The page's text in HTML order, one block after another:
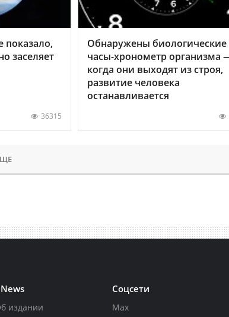
показало,
заселяет
36315
Обнаружены биологические
часы-хронометр организма
когда они выходят из строя,
развитие человека
останавливается
издании
Соцсети
Max